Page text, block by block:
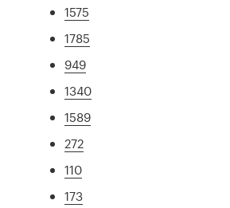
1575
1785
949
1340
1589
272
110
173